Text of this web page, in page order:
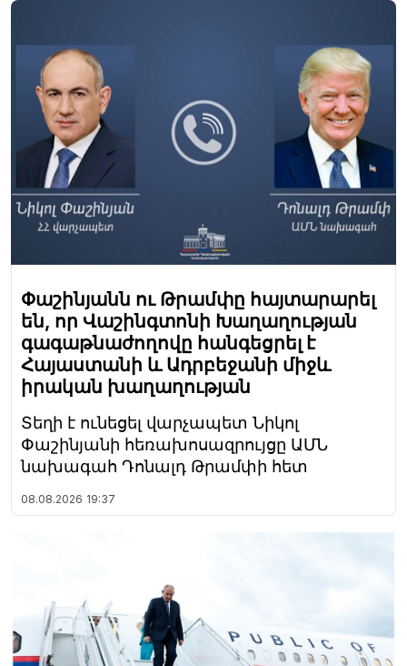
Փաշինյանն ու Թրամփը հայտարարել
են, որ Վաշինգտոնի Խաղաղության
գագաթնաժողովը հանգեցրել է
Հայաստանի և Ադրբեջանի միջև
իրական խաղաղության
Տեղի է ունեցել վարչապետ Նիկոլ
Փաշինյանի հեռախոսազրույցը ԱՄՆ
նախագահ Դոնալդ Թրամփի հետ
08.08.2026 19:37